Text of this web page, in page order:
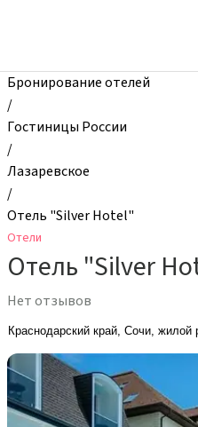
Бронирование отелей
/
Гостиницы России
/
Лазаревское
/
Отель "Silver Hotel"
Отели
Отель "Silver
Нет отзывов
Краснодарский край, Сочи, жилой